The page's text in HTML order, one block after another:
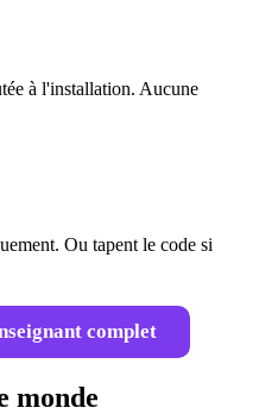
à l'installation. Aucune
Ou tapent le code si
complet
monde